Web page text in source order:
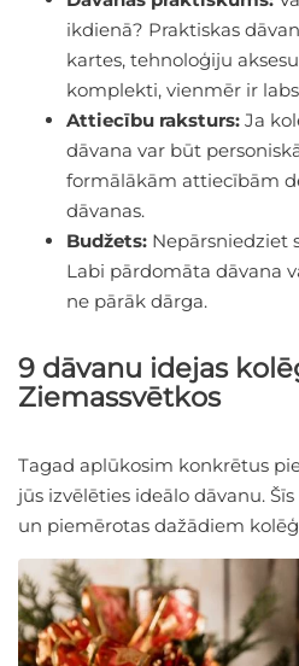
ikdienā? Praktiskas
kartes, tehnoloģiju
komplekti, vienmēr ir
Attiecību raksturs: Ja
dāvana var būt
formālākām attiecībām
dāvanas.
Budžets: Nepārsniedziet
Labi pārdomāta dāvana
ne pārāk dārga.
9 dāvanu idejas
Ziemassvētkos
Tagad aplūkosim konkrētus
jūs izvēlēties ideālo dāvanu.
un piemērotas dažādiem